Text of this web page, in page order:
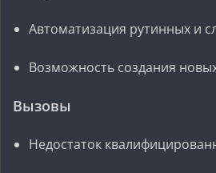
Автоматизация рутинных и
Возможность создания
Вызовы
Недостаток